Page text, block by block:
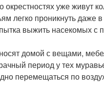
уже живут
легко проникнуть даже
выжить насекомых
домой с вещами,
период у тех
перемещаться по